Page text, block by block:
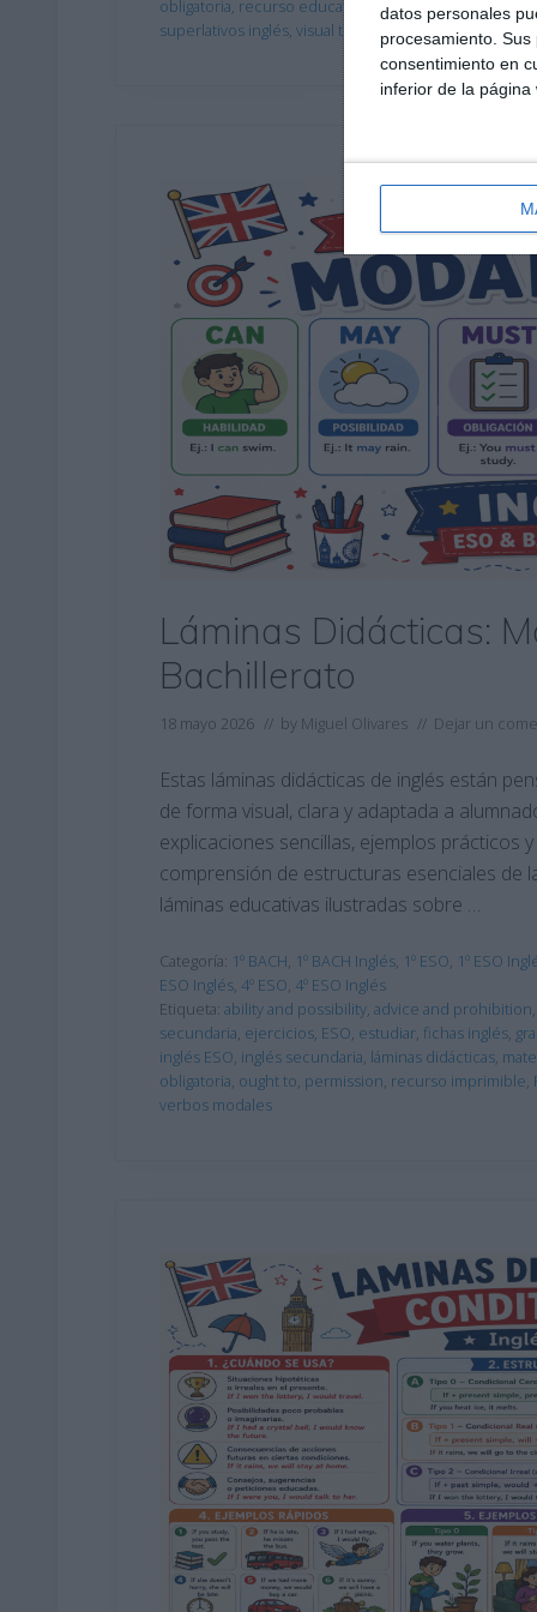
datos personales
procesamiento.
consentimiento en
inferior de la página
obligatoria, recurso educativo RECURSOS,recursos
superlativos inglés, visual thinking
Láminas Didácticas:
Bachillerato
18 mayo 2026 // by Miguel Olivares // Dejar un
Estas láminas didácticas de inglés están
de forma visual, clara y adaptada a
explicaciones sencillas, ejemplos prácticos
comprensión de estructuras esenciales de
láminas educativas ilustradas sobre …
Categoría: 1º BACH, 1º BACH Inglés, 1º ESO, 1º ESO
ESO Inglés, 4º ESO, 4º ESO Inglés
Etiqueta: ability and possibility, advice and prohibition,
secundaria, ejercicios, ESO, estudiar, fichas inglés,
inglés ESO, inglés secundaria, láminas didácticas,
obligatoria, ought to, permission, recurso imprimible,
verbos modales